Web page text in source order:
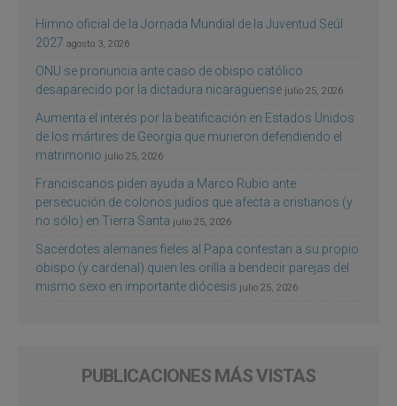
Himno oficial de la Jornada Mundial de la Juventud Seúl
2027 agosto 3, 2026
ONU se pronuncia ante caso de obispo católico
desaparecido por la dictadura nicaragüense julio 25, 2026
Aumenta el interés por la beatificación en Estados Unidos
de los mártires de Georgia que murieron defendiendo el
matrimonio julio 25, 2026
Franciscanos piden ayuda a Marco Rubio ante
persecución de colonos judíos que afecta a cristianos (y
no sólo) en Tierra Santa julio 25, 2026
Sacerdotes alemanes fieles al Papa contestan a su propio
obispo (y cardenal) quien les orilla a bendecir parejas del
mismo sexo en importante diócesis julio 25, 2026
PUBLICACIONES MÁS VISTAS